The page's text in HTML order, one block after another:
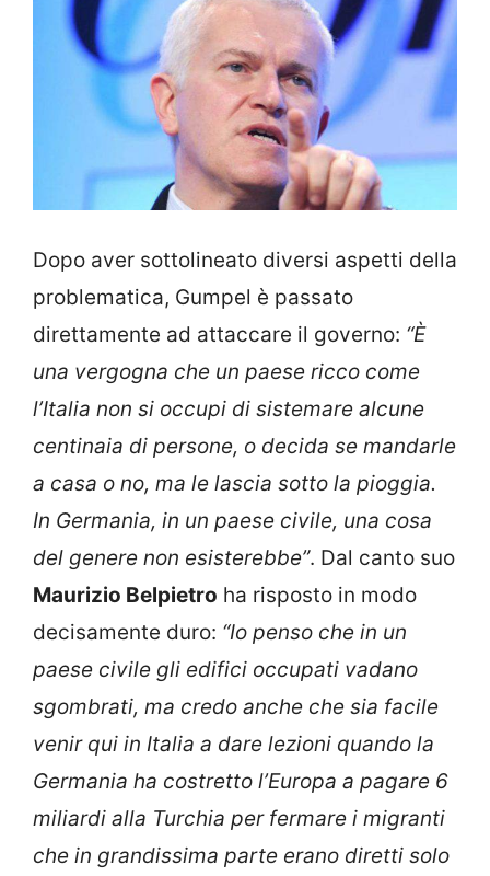
Dopo aver sottolineato diversi aspetti della
problematica, Gumpel è passato
direttamente ad attaccare il governo: “È
una vergogna che un paese ricco come
l’Italia non si occupi di sistemare alcune
centinaia di persone, o decida se mandarle
a casa o no, ma le lascia sotto la pioggia.
In Germania, in un paese civile, una cosa
del genere non esisterebbe”. Dal canto suo
Maurizio Belpietro ha risposto in modo
decisamente duro: “Io penso che in un
paese civile gli edifici occupati vadano
sgombrati, ma credo anche che sia facile
venir qui in Italia a dare lezioni quando la
Germania ha costretto l’Europa a pagare 6
miliardi alla Turchia per fermare i migranti
che in grandissima parte erano diretti solo